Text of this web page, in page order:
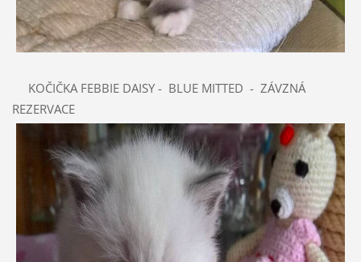
KOČIČKA FEBBIE DAISY - BLUE MITTED - ZÁVZNÁ
REZERVACE